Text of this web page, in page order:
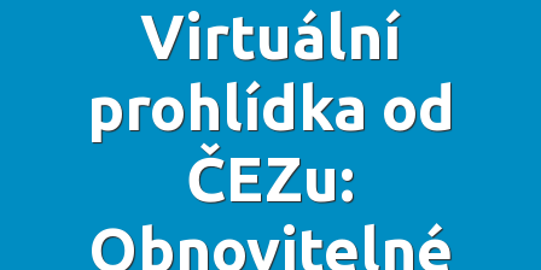
Virtuální
prohlídka od
ČEZu:
Obnovitelné